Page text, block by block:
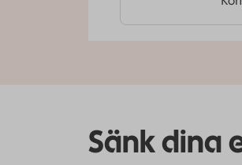
Sänk dina